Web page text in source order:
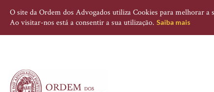
O site da Ordem dos Advogados utiliza Cookies para melhorar a
Ao visitar-nos está a consentir a sua utilização. Saiba mais